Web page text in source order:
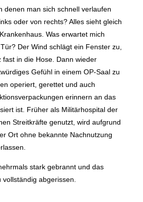
denen man sich schnell verlaufen
oder von rechts? Alles sieht gleich
Was erwartet mich
Der Wind schlägt ein Fenster zu,
fast in die Hose. Dann wieder
Gefühl in einem OP-Saal zu
operiert, gerettet und auch
erinnern an das
ist. Früher als Militärhospital der
Streitkräfte genutzt, wird aufgrund
Ort ohne bekannte Nachnutzung
stark gebrannt und das
abgerissen.